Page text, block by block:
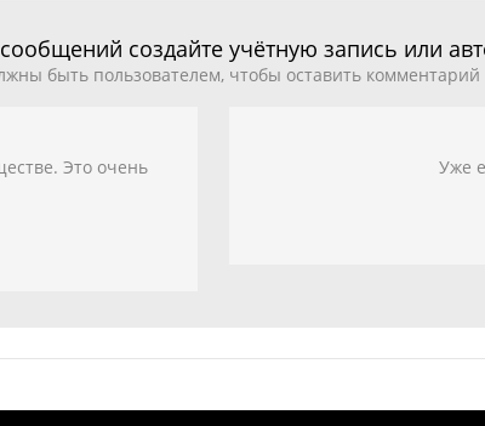
создайте учётную запись или
быть пользователем, чтобы оставить комментарий
Это очень
Уже